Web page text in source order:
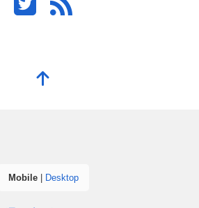
Mobile| Desktop